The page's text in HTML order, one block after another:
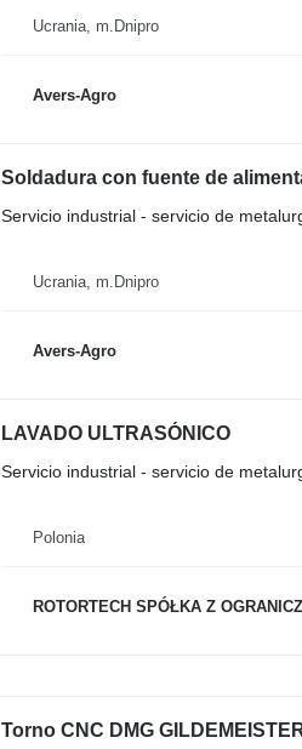
Ucrania, m.Dnipro
Avers-Agro
Soldadura con fuente de
Servicio industrial - servicio de
Ucrania, m.Dnipro
Avers-Agro
LAVADO ULTRASÓNICO
Servicio industrial - servicio de
Polonia
ROTORTECH SPÓŁKA Z
Torno CNC DMG